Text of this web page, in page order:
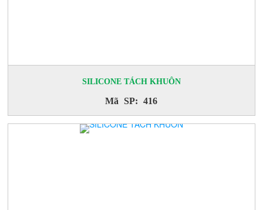
SILICONE TÁCH KHUÔN
Mã SP: 416